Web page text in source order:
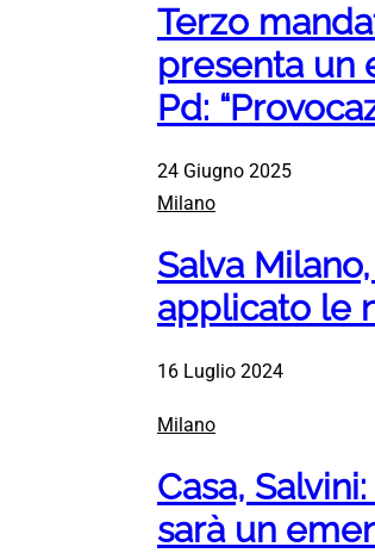
Terzo
presenta un
Pd:
24 Giugno 2025
Milano
Salva
applicato le
16 Luglio 2024
Milano
Casa,
sarà un